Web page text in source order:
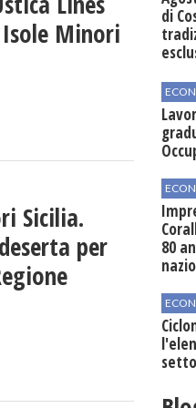
Minori
Sicilia.
per
di
80